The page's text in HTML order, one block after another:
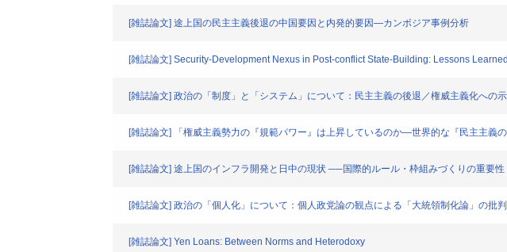
[雑誌論文] 途上国の民主主義後退の中国要因と内発的要因―カンボジア事例分析
[雑誌論文] Security-Development Nexus in Post-conflict State-Building: Lessons
[雑誌論文] 政治の「制度」と「システム」について：民主主義の後退／権威主義化への
[雑誌論文] 「権威主義勢力の『規範パワー』は上昇しているのか―世界的な『民主主義の
[雑誌論文] 途上国のインフラ開発と日中の現状 ──国際的ルール・枠組みづくりの重要性
[雑誌論文] 政治の「個人化」について：個人政党論の観点による「大統領制化論」の批
[雑誌論文] Yen Loans: Between Norms and Heterodoxy